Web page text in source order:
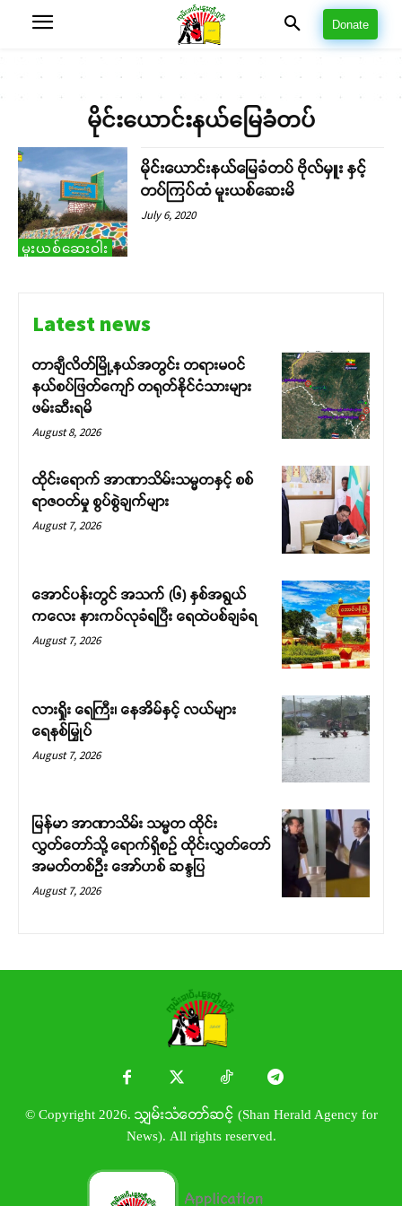
Donate
မိုင်းယောင်းနယ်မြေခံတပ်
မူးယစ်ဆေးဝါး
မိုင်းယောင်းနယ်မြေခံတပ် ဗိုလ်မှူး နှင့်
တပ်ကြပ်ထံ မူးယစ်ဆေးမိ
July 6, 2020
Latest news
တာချီလိတ်မြို့နယ်အတွင်း တရားမဝင်
နယ်စပ်ဖြတ်ကျော် တရုတ်နိုင်ငံသားများ
ဖမ်းဆီးရမိ
August 8, 2026
ထိုင်းရောက် အာဏာသိမ်းသမ္မတနှင့် စစ်
ရာဇဝတ်မှု စွပ်စွဲချက်များ
August 7, 2026
အောင်ပန်းတွင် အသက် (၆) နှစ်အရွယ်
ကလေး နားကပ်လုခံရပြီး ရေထဲပစ်ချခံရ
August 7, 2026
လားရှိုး ရေကြီး၊ နေအိမ်နှင့် လယ်များ
ရေနစ်မြှုပ်
August 7, 2026
မြန်မာ အာဏာသိမ်း သမ္မတ ထိုင်း
လွှတ်တော်သို့ ရောက်ရှိစဉ် ထိုင်းလွှတ်တော်
အမတ်တစ်ဦး အော်ဟစ် ဆန္ဒပြ
August 7, 2026
© Copyright 2026. သျှမ်းသံတော်ဆင့် (Shan Herald Agency for
News). All rights reserved.